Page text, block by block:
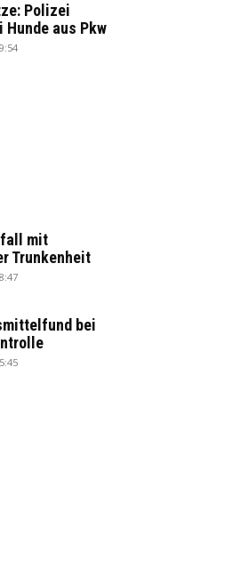
Polizei
aus Pkw
mit
Trunkenheit
bei